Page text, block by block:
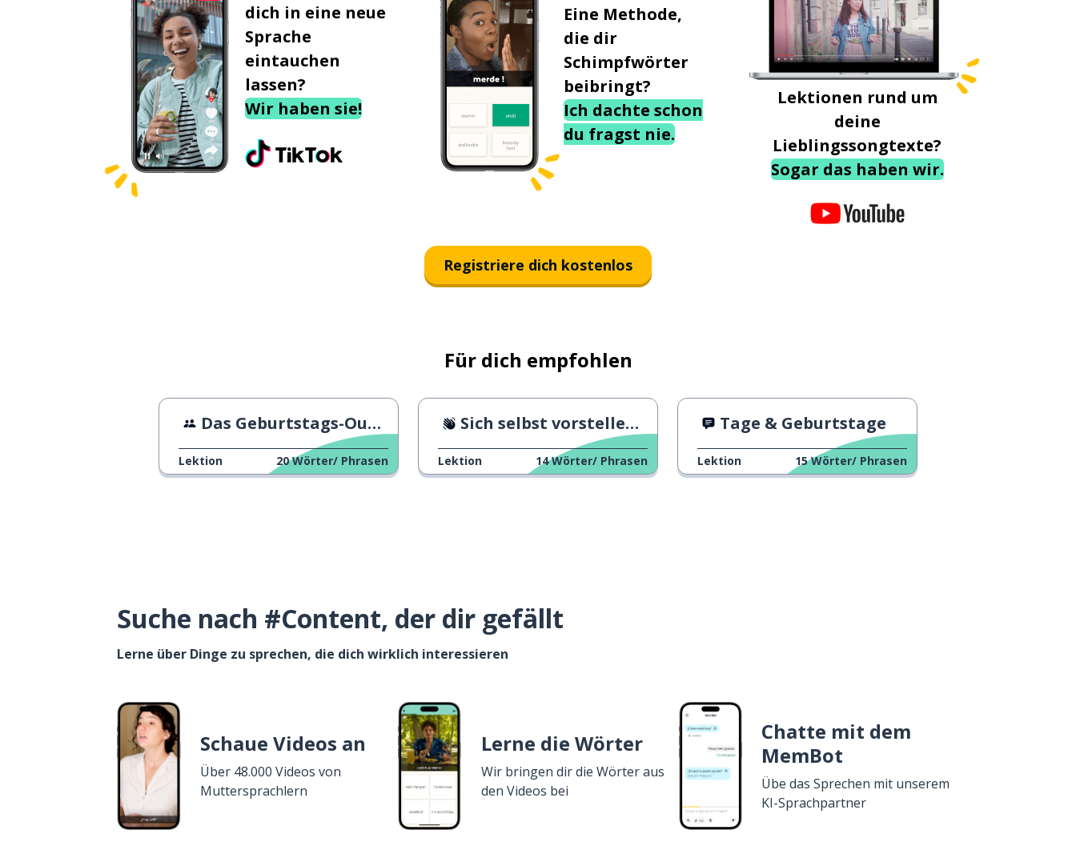
dich in eine neue
Sprache
eintauchen
lassen?
Wir haben sie!
Eine Methode,
die dir
Schimpfwörter
beibringt?
Ich dachte schon
du fragst nie.
Lektionen rund um
deine
Lieblingssongtexte?
Sogar das haben wir.
Registriere dich kostenlos
Für dich empfohlen
Das Geburtstags-Outfit
Lektion 20 Wörter/ Phrasen
Sich selbst vorstellen 2
Lektion 14 Wörter/ Phrasen
Tage & Geburtstage
Lektion 15 Wörter/ Phrasen
Suche nach #Content, der dir gefällt
Lerne über Dinge zu sprechen, die dich wirklich interessieren
Schaue Videos an
Über 48.000 Videos von
Muttersprachlern
Lerne die Wörter
Wir bringen dir die Wörter aus
den Videos bei
Chatte mit dem
MemBot
Übe das Sprechen mit unserem
KI-Sprachpartner